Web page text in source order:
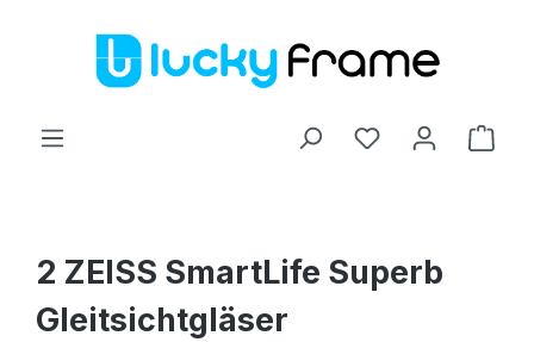
Zum Hauptinhalt springen
2 ZEISS SmartLife Superb
Gleitsichtgläser